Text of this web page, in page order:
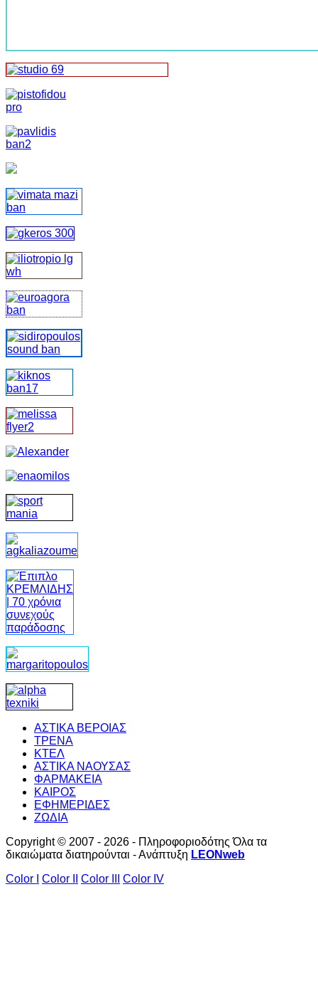
ΑΣΤΙΚΑ ΒΕΡΟΙΑΣ
ΤΡΕΝΑ
ΚΤΕΛ
ΑΣΤΙΚΑ ΝΑΟΥΣΑΣ
ΦΑΡΜΑΚΕΙΑ
ΚΑΙΡΟΣ
ΕΦΗΜΕΡΙΔΕΣ
ΖΩΔΙΑ
Copyright © 2007 - 2026 - Πληροφοριοδότης Όλα τα
δικαιώματα διατηρούνται - Ανάπτυξη LEONweb
Color I
Color II Color III Color IV